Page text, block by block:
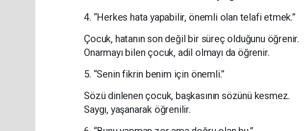
4. “Herkes hata yapabilir, önemli olan telafi etmek.”
Çocuk, hatanın son değil bir süreç olduğunu öğrenir.
Onarmayı bilen çocuk, adil olmayı da öğrenir.
5. “Senin fikrin benim için önemli.”
Sözü dinlenen çocuk, başkasının sözünü kesmez.
Saygı, yaşanarak öğrenilir.